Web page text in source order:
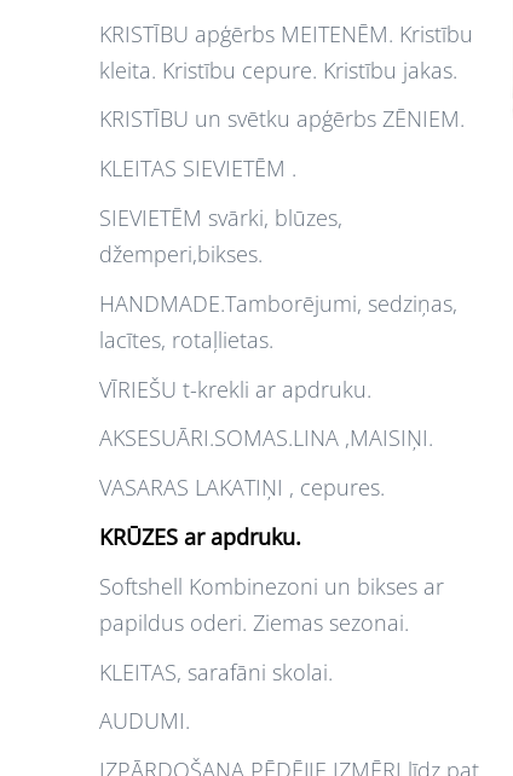
KRISTĪBU apģērbs MEITENĒM. Kristību
kleita. Kristību cepure. Kristību jakas.
KRISTĪBU un svētku apģērbs ZĒNIEM.
KLEITAS SIEVIETĒM .
SIEVIETĒM svārki, blūzes,
džemperi,bikses.
HANDMADE.Tamborējumi, sedziņas,
lacītes, rotaļlietas.
VĪRIEŠU t-krekli ar apdruku.
AKSESUĀRI.SOMAS.LINA ,MAISIŅI.
VASARAS LAKATIŅI , cepures.
KRŪZES ar apdruku.
Softshell Kombinezoni un bikses ar
papildus oderi. Ziemas sezonai.
KLEITAS, sarafāni skolai.
AUDUMI.